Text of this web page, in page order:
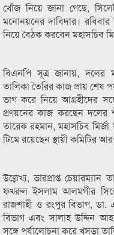
খোঁজ নিয়ে জানা গেছে,
মনোনয়নের দাবিদার।
নিয়ে বৈঠক করবেন মহাসচিব
বিএনপি সূত্র জানায়, দলের
তালিকা তৈরির কাজ প্রায় শেষ
ভাগ করে নিয়ে আগ্রহীদের
প্রণয়নের কাজ করছেন দলের
তারেক রহমান, মহাসচিব
টিমে রয়েছেন স্থায়ী কমিটির
উল্লেখ্য, ভারপ্রাপ্ত
ফখরুল ইসলাম আলমগীর
রাজশাহী ও রংপুর বিভাগ,
বিভাগ এবং সালাহ উদ্দিন
সঙ্গে পর্যালোচনা করে খসড়া